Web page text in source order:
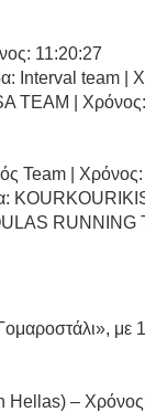
11:20:27
Interval team |
TEAM |
Team |
με
Hellas) –